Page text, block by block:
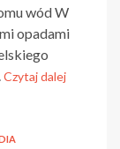
wód W
opadami
Czytaj dalej